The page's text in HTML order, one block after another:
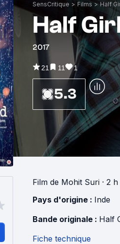
SensCritique > Films > Half
Half
2017
21 11 1
5.3
Film de Mohit Suri · 2
Pays d'origine : Inde
Bande originale : Half
Fiche technique